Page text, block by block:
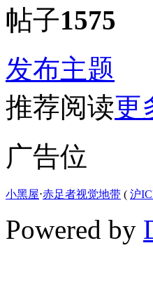
帖子1575
发布主题
推荐阅读更
广告位
小黑屋⋅赤足者视觉地带 ( 沪
Powered by